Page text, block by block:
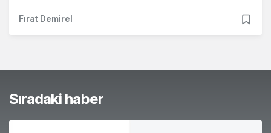
Fırat Demirel
Sıradaki haber